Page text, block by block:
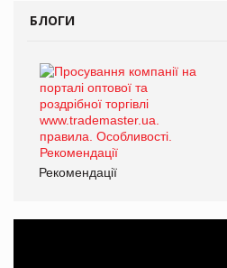
БЛОГИ
Рекомендації